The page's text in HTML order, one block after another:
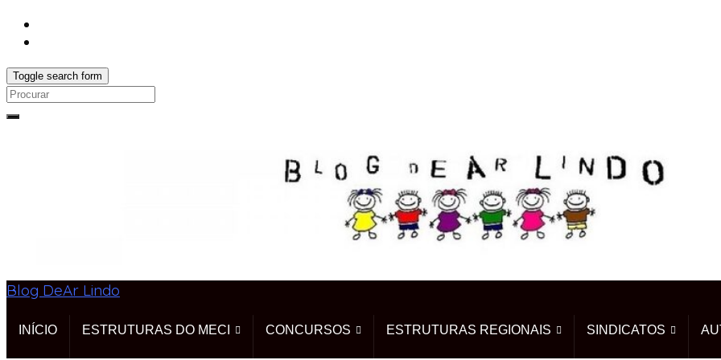
Toggle search form
Search
Blog DeAr Lindo
INÍCIO ESTRUTURAS DO MECI CONCURSOS ESTRUTURAS REGIONAIS SINDICATOS